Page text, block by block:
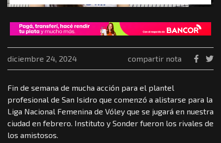
diciembre 24, 2024 compartir nota
Fin de semana de mucha acción para el plantel
profesional de San Isidro que comenzó a alistarse para la
Liga Nacional Femenina de Vóley que se jugará en nuestra
ciudad en febrero. Instituto y Sonder fueron los rivales de
los amistosos.